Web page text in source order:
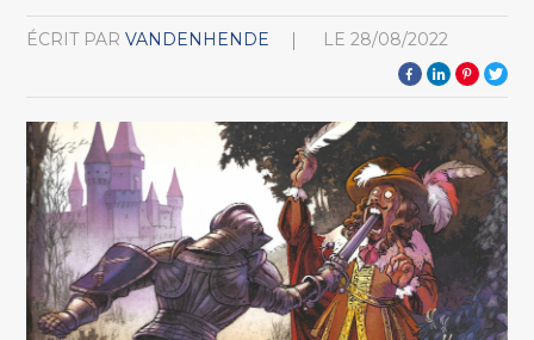
ÉCRIT PAR VANDENHENDE LE 28/08/2022